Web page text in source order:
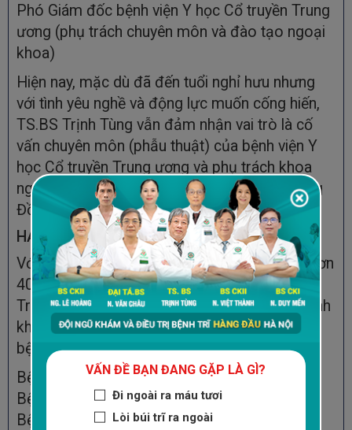
Phó Giám đốc bệnh viện Y học Cổ truyền Trung
ương (phụ trách chuyên môn và đào tạo ngoại
khoa)
Hiện nay, mặc dù đã đến tuổi nghỉ hưu nhưng
với tình yêu nghề và động lực muốn cống hiến,
TS.BS Trịnh Tùng vẫn đảm nhận vai trò là cố
vấn chuyên môn (phẫu thuật) của bệnh viện Y
học Cổ truyền Trung ương và phụ trách khoa
ngoại của phòng khám Đa khoa Quốc tế Cộng
Đồng.
HẠNG MỤC BÁC SĨ PHỤ TRÁCH
Với kiến thức và kinh nghiệm thực tiễn trong hơn
40 năm thăm khám và điều trị bệnh, TS.BS
Trịnh Tùng thăm khám, chữa trị nhiều diện bệnh
khác nhau liên quan đến ngoại tiêu hóa, các
bệnh về hậu môn - trực tràng:
Bệnh trĩ nội độ 1,2,3,4
Bệnh trĩ ngoại
Bệnh trĩ hỗn hợp
VẤN ĐỀ BẠN ĐANG GẶP LÀ GÌ?
Đi ngoài ra máu tươi
Lòi búi trĩ ra ngoài